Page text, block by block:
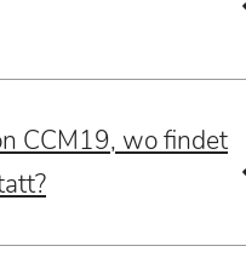
CCM19, wo findet